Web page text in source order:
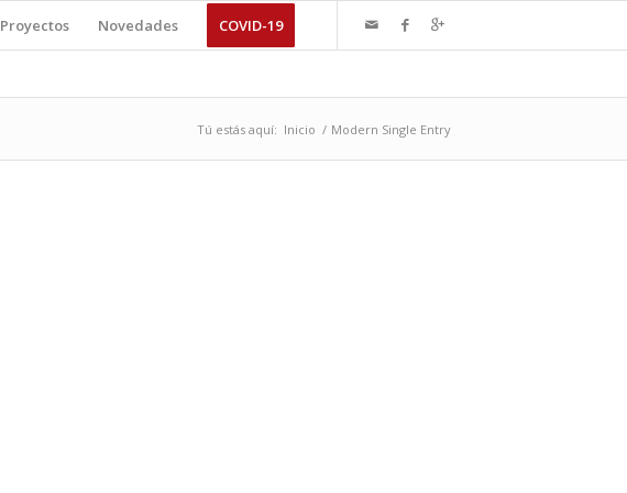
Proyectos Novedades COVID-19
Tú estás aquí: Inicio / Modern Single Entry